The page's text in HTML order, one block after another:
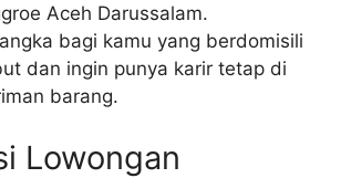
Aceh Darussalam.
bagi kamu yang berdomisili
dan ingin punya karir tetap di
barang.
Lowongan